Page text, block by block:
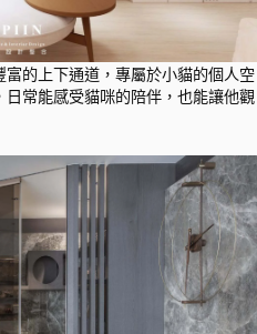
的上下通道，專屬於小貓的個人空
常能感受貓咪的陪伴，也能讓他觀